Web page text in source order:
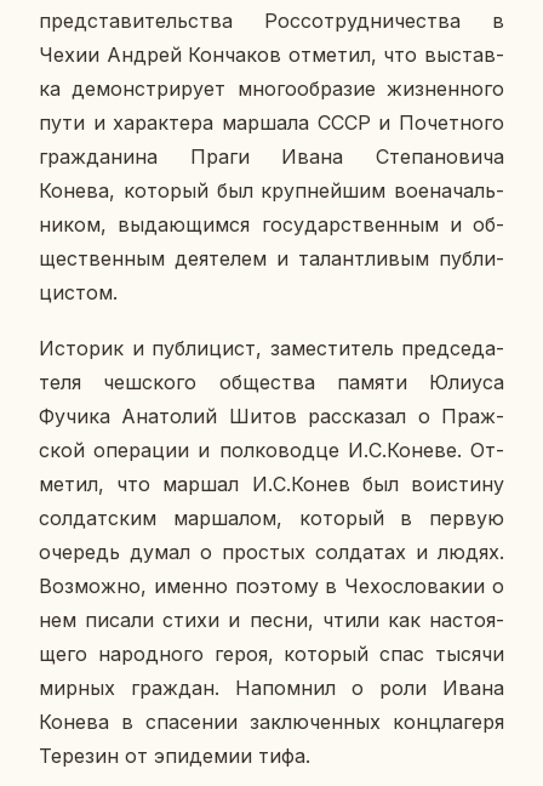
пред­ста­ви­тель­ства Рос­со­труд­ни­че­ства в
Чехии Андрей Кон­ча­ков от­ме­тил, что вы­став­
ка де­мон­стри­ру­ет мно­го­об­ра­зие жиз­нен­но­го
пути и ха­рак­те­ра мар­ша­ла СССР и По­чет­но­го
граж­да­ни­на Праги Ивана Сте­па­но­ви­ча
Конева, ко­то­рый был круп­ней­шим во­е­на­чаль­
ни­ком, вы­да­ю­щим­ся го­су­дар­ствен­ным и об­
ще­ствен­ным де­я­те­лем и та­лант­ли­вым пуб­ли­
ци­стом.
Ис­то­рик и пуб­ли­цист, за­ме­сти­тель пред­се­да­
те­ля чеш­ско­го об­ще­ства памяти Юлиуса
Фучика Ана­то­лий Шитов рас­ска­зал о Праж­
ской опе­ра­ции и пол­ко­вод­це И.С.Коневе. От­
ме­тил, что маршал И.С.Конев был во­ис­ти­ну
сол­дат­ским мар­ша­лом, ко­то­рый в первую
оче­редь думал о про­стых сол­да­тах и людях.
Воз­мож­но, именно по­это­му в Че­хо­сло­ва­кии о
нем писали стихи и песни, чтили как на­сто­я­
ще­го на­род­но­го героя, ко­то­рый спас тысячи
мирных граж­дан. На­пом­нил о роли Ивана
Конева в спа­се­нии за­клю­чен­ных конц­ла­ге­ря
Те­ре­зин от эпи­де­мии тифа.